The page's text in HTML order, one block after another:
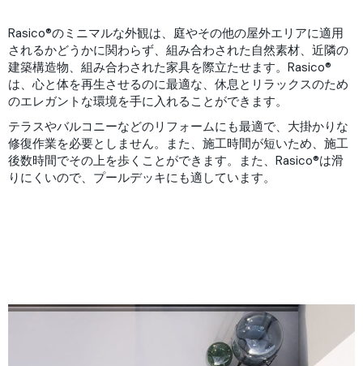
Rasico®のミニマルな外観は、庭やその他の屋外エリアに適用
されるかどうかに関わらず、組み合わされた自然素材、近隣の
建築構造物、組み合わされた家具を際立たせます。Rasico®
は、心と体を再生させるのに最適な、休息とリラックスのため
のエレガントな環境を手に入れることができます。
テラスやバルコニーなどのリフォームにも最適で、大掛かりな
修復作業を必要としません。また、施工時間が短いため、施工
後数時間でその上を歩くことができます。また、Rasico®は滑
りにくいので、プールデッキにも適しています。